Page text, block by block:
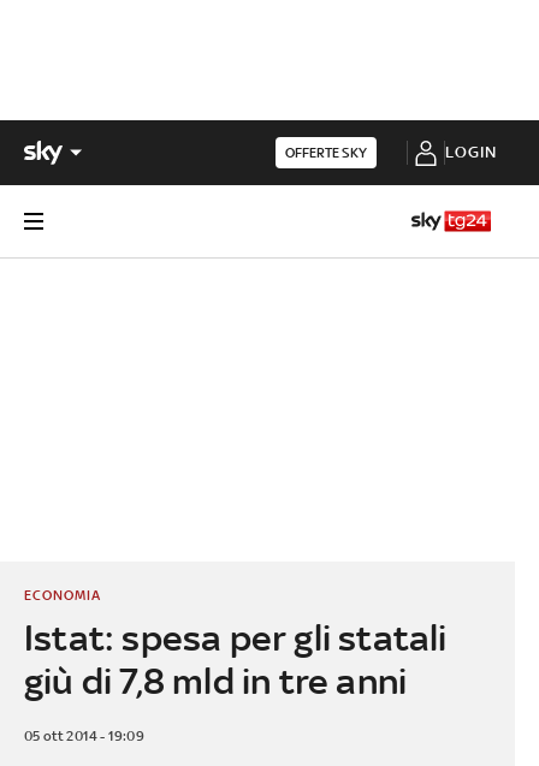
OFFERTE SKY LOGIN
Istat: spesa per gli statali
giù di 7,8 mld in tre anni
ECONOMIA
05 ott 2014 - 19:09